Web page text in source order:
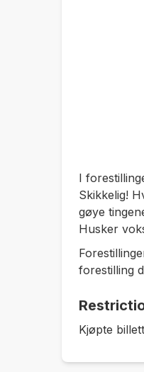
I
Skikkelig!
gøye
Husker
forestilling
Kjøpte